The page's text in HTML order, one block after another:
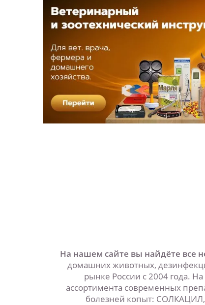
На нашем сайте вы найдёте все
домашних животных,
рынке России с 2004 года.
ассортимента современных
болезней копыт: СОЛКАЦИЛ,